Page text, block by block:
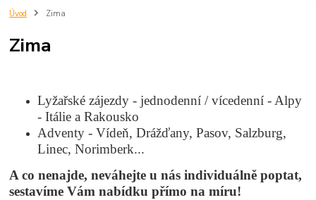
Úvod Zima
Zima
Lyžařské zájezdy - jednodenní / vícedenní - Alpy
- Itálie a Rakousko
Adventy - Vídeň, Drážďany, Pasov, Salzburg,
Linec, Norimberk...
A co nenajde, neváhejte u nás individuálně poptat,
sestavíme Vám nabídku přímo na míru!